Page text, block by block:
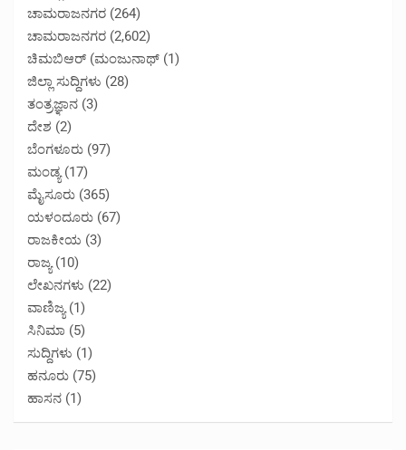
ಚಾಮರಾಜನಗರ (264)
ಚಾಮರಾಜನಗರ (2,602)
ಚಿಮಬಿಆರ್ (ಮಂಜುನಾಥ್ (1)
ಜಿಲ್ಲಾ ಸುದ್ದಿಗಳು (28)
ತಂತ್ರಜ್ಞಾನ (3)
ದೇಶ (2)
ಬೆಂಗಳೂರು (97)
ಮಂಡ್ಯ(17)
ಮೈಸೂರು (365)
ಯಳಂದೂರು (67)
ರಾಜಕೀಯ (3)
ರಾಜ್ಯ(10)
ಲೇಖನಗಳು (22)
ವಾಣಿಜ್ಯ(1)
ಸಿನಿಮಾ (5)
ಸುದ್ದಿಗಳು (1)
ಹನೂರು (75)
ಹಾಸನ (1)